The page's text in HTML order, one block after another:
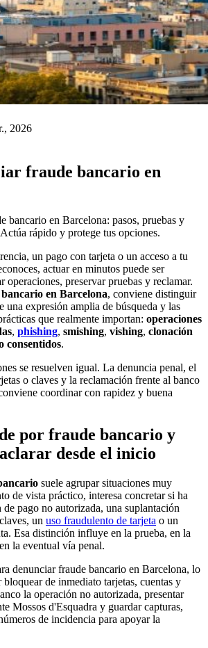
2026
fraude bancario en
bancario en Barcelona: pasos, pruebas y
rápido y protege tus opciones.
un pago con tarjeta o un acceso a tu
actuar en minutos puede ser
operaciones, preservar pruebas y reclamar.
en Barcelona, conviene distinguir
una expresión amplia de búsqueda y las
que realmente importan: operaciones
, phishing, smishing, vishing, clonación
consentidos.
se resuelven igual. La denuncia penal, el
o claves y la reclamación frente al banco
coordinar con rapidez y buena
por fraude bancario y
desde el inicio
suele agrupar situaciones muy
de vista práctico, interesa concretar si ha
pago no autorizada, una suplantación
un uso fraudulento de tarjeta o un
Esa distinción influye en la prueba, en la
la eventual vía penal.
denunciar fraude bancario en Barcelona, lo
bloquear de inmediato tarjetas, cuentas y
la operación no autorizada, presentar
Mossos d'Esquadra y guardar capturas,
de incidencia para apoyar la